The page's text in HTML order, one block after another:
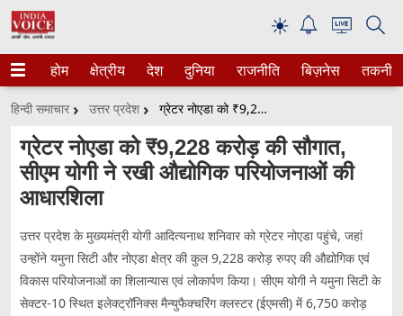
☀
होम क्षेत्रीय देश दुनिया राजनीति बिज़नेस तकनीक
हिन्दी समाचार उत्तर प्रदेश ग्रेटर नोएडा को ₹9,228 करोड़ की सौगात, सीएम योगी ने रखी औद्योगिक परियोजनाओं की आधारशिला
ग्रेटर नोएडा को ₹9,228 करोड़ की सौगात,
सीएम योगी ने रखी औद्योगिक परियोजनाओं की
आधारशिला
उत्तर प्रदेश के मुख्यमंत्री योगी आदित्यनाथ शनिवार को ग्रेटर नोएडा पहुंचे, जहां
उन्होंने यमुना सिटी और नोएडा क्षेत्र की कुल 9,228 करोड़ रुपए की औद्योगिक एवं
विकास परियोजनाओं का शिलान्यास एवं लोकार्पण किया। सीएम योगी ने यमुना सिटी के
सेक्टर-10 स्थित इलेक्ट्रॉनिक्स मैन्युफैक्चरिंग क्लस्टर (ईएमसी) में 6,750 करोड़